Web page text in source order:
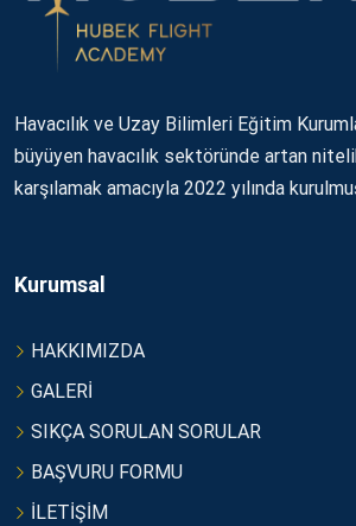
Havacılık ve Uzay Bilimleri Eğitim
büyüyen havacılık sektöründe artan
karşılamak amacıyla 2022 yılında
Kurumsal
HAKKIMIZDA
GALERİ
SIKÇA SORULAN SORULAR
BAŞVURU FORMU
İLETİŞİM